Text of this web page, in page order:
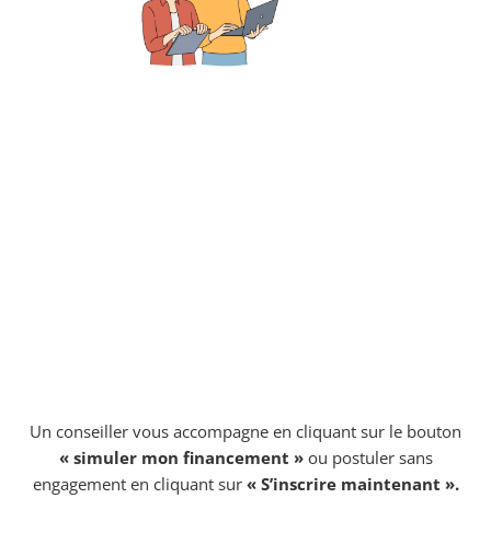
Un conseiller vous accompagne en cliquant sur le bouton
« simuler mon financement »ou postuler sans
engagement en cliquant sur « S’inscrire maintenant ».